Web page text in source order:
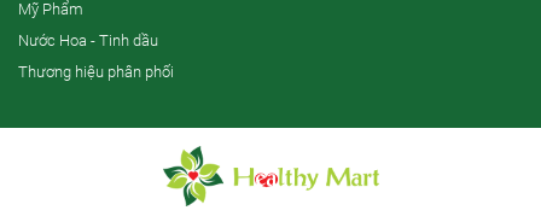
Mỹ Phẩm
Nước Hoa - Tinh dầu
Thương hiệu phân phối